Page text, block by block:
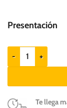
Presentación
Vetoquinol
Te llega